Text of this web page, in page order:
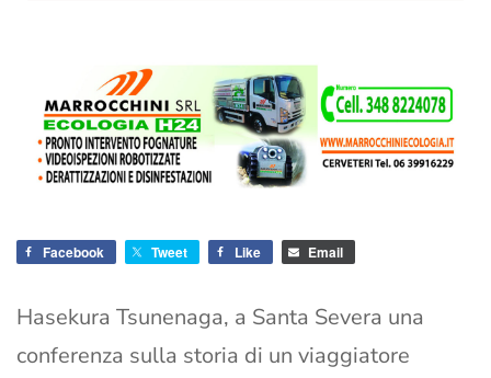
Facebook Tweet Like Email
Hasekura Tsunenaga, a Santa Severa una
conferenza sulla storia di un viaggiatore